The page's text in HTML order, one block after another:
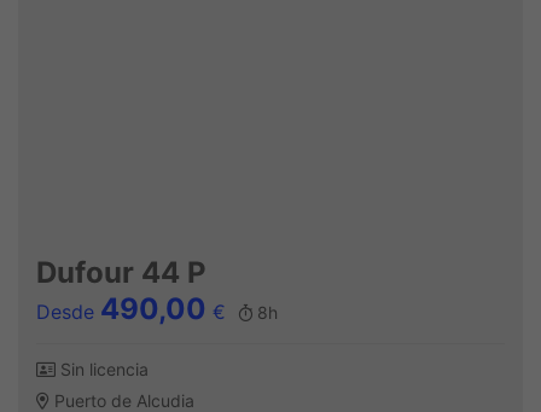
Dufour 44 P
Desde 490,00 € 8h
Sin licencia
Puerto de Alcudia